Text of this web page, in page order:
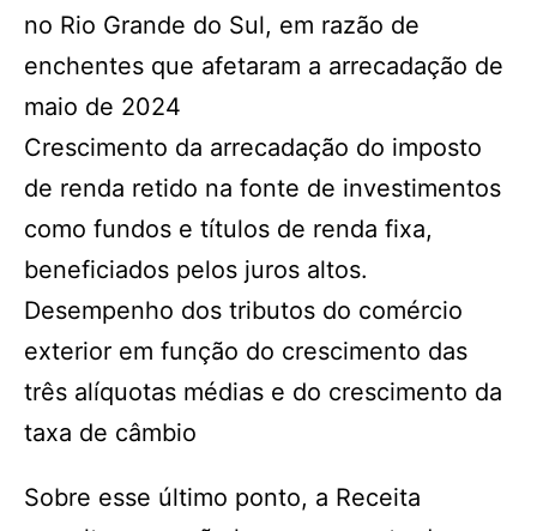
no Rio Grande do Sul, em razão de
enchentes que afetaram a arrecadação de
maio de 2024
Crescimento da arrecadação do imposto
de renda retido na fonte de investimentos
como fundos e títulos de renda fixa,
beneficiados pelos juros altos.
Desempenho dos tributos do comércio
exterior em função do crescimento das
três alíquotas médias e do crescimento da
taxa de câmbio
Sobre esse último ponto, a Receita